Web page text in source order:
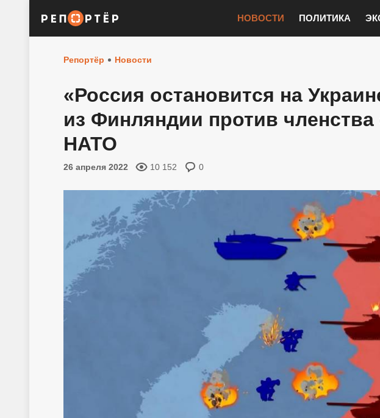
НОВОСТИ ПОЛИТИКА
Репортёр Новости
«Россия остановится на
из Финляндии против
НАТО
26 апреля 2022 10 152 0